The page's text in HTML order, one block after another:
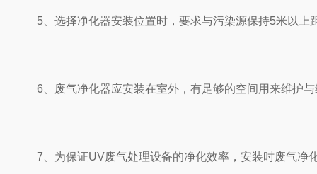
5、选择净化器安装位置时，要求与污染源保持5米以上
6、废气净化器应安装在室外，有足够的空间用来维护与
7、为保证UV废气处理设备的净化效率，安装时废气净